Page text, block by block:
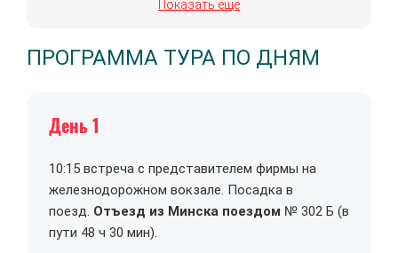
Показать ещё
ПРОГРАММА ТУРА ПО ДНЯМ
День 1
10:15 встреча с представителем фирмы на
железнодорожном вокзале. Посадка в
поезд. Отъезд из Минска поездом № 302 Б (в
пути 48 ч 30 мин).